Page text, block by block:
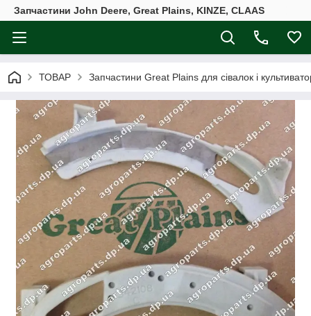
Запчастини John Deere, Great Plains, KINZE, CLAAS
ТОВАР Запчастини Great Plains для сівалок і